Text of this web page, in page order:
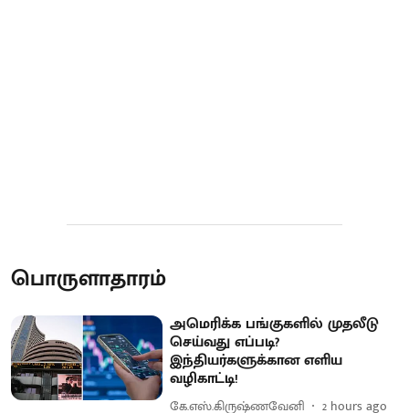
பொருளாதாரம்
அமெரிக்க பங்குகளில் முதலீடு
செய்வது எப்படி?
இந்தியர்களுக்கான எளிய
வழிகாட்டி!
கே.எஸ்.கிருஷ்ணவேனி 2 hours ago